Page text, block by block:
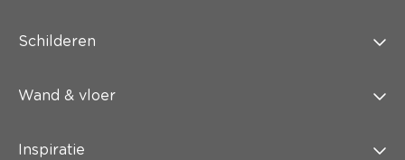
Schilderen
Wand & vloer
Inspiratie